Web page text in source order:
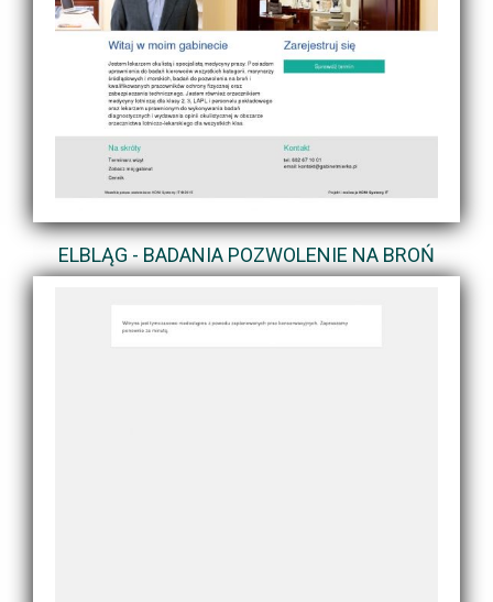
ELBLĄG - BADANIA POZWOLENIE NA BROŃ